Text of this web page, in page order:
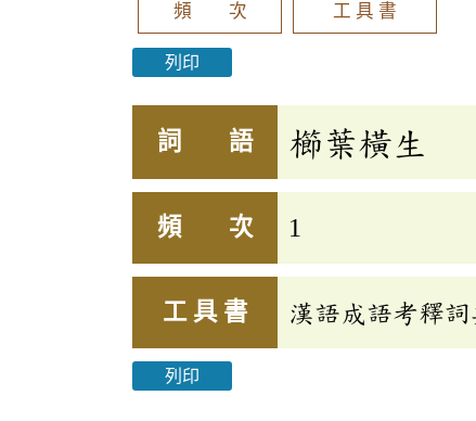
頻 次 工 具 書
列印
詞 語 櫛葉橫生
頻 次 1
工 具 書 漢語成語考釋詞
列印